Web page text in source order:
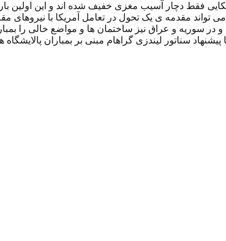
فقط دچار آسیب مغزی خفیف شده اند و این اولین
تواند مقدمه ی یک تحول در تعامل آمریکا با نیروهای
مشابه بمباران های 8 سال گذشته ی یمن را تکرار کرده و در سوریه و عراق نیز ساختمان ها و
سناتور لیندزی گراهام مبنی بر بمباران